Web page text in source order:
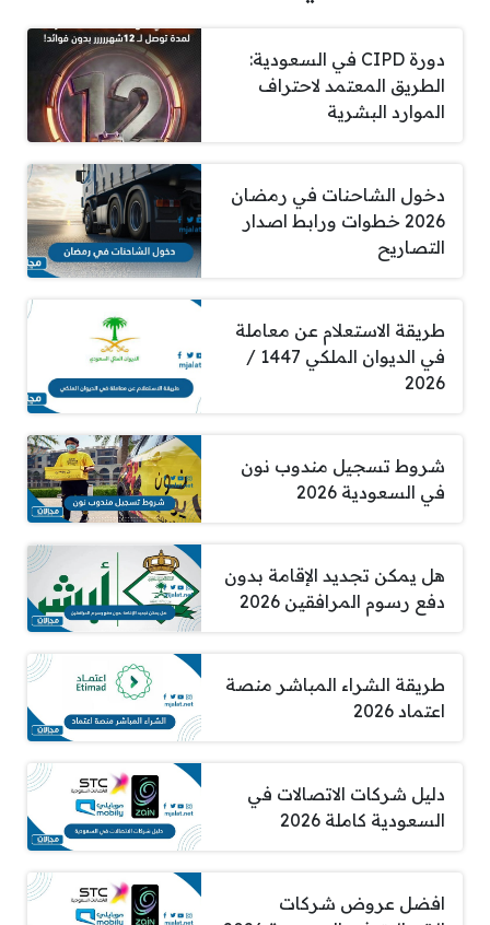
دورة CIPD في السعودية:
الطريق المعتمد لاحتراف
الموارد البشرية
دخول الشاحنات في رمضان
2026 خطوات ورابط اصدار
التصاريح
طريقة الاستعلام عن معاملة
في الديوان الملكي 1447 /
2026
شروط تسجيل مندوب نون
في السعودية 2026
هل يمكن تجديد الإقامة بدون
دفع رسوم المرافقين 2026
طريقة الشراء المباشر منصة
اعتماد 2026
دليل شركات الاتصالات في
السعودية كاملة 2026
افضل عروض شركات